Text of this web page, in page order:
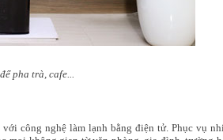
pha trà, cafe...
công nghệ làm lạnh bằng điện tử. Phục vụ